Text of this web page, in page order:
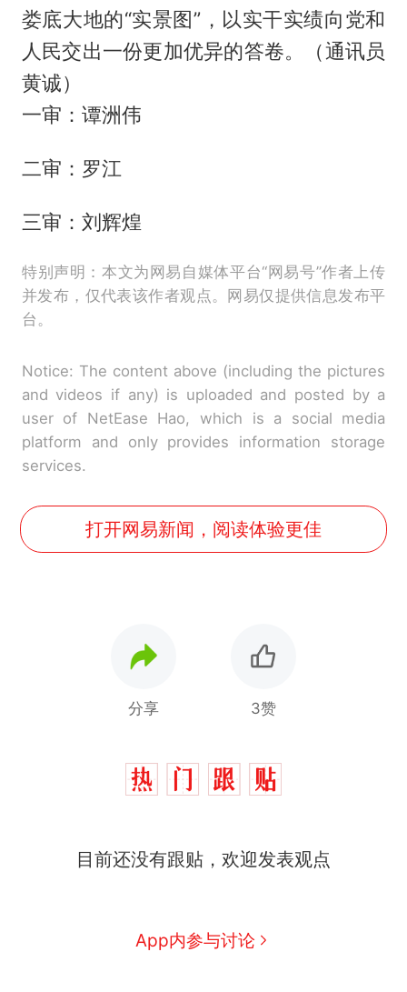
娄底大地的“实景图”，以实干实绩向党和
人民交出一份更加优异的答卷。（通讯员
黄诚）
一审：谭洲伟
二审：罗江
三审：刘辉煌
特别声明：本文为网易自媒体平台“网易号”作者上传
并发布，仅代表该作者观点。网易仅提供信息发布平
台。
Notice: The content above (including the pictures
and videos if any) is uploaded and posted by a
user of NetEase Hao, which is a social media
platform and only provides information storage
services.
打开网易新闻，阅读体验更佳
分享 3赞
目前还没有跟贴，欢迎发表观点
App内参与讨论